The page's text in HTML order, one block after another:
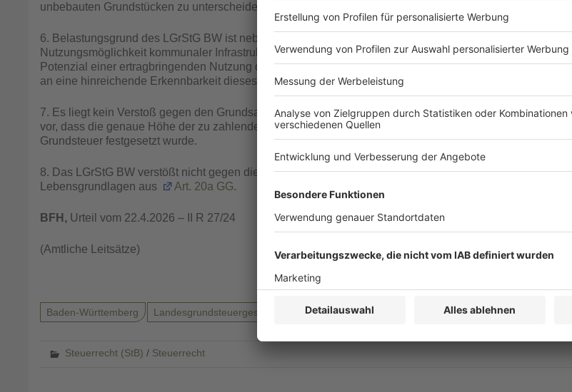
unbebauten Grundstücken zu unterscheiden.
6. Belastungsgrund des LGrStG BW ist neben der mit dem Grundbesitz verbundenen
Nutzungsmöglichkeit kommunaler Infrastrukturleistungen das in den Bodenrichtwerten verkörperte
Potenzial einer ertragbringenden Nutzung des Grundbesitzes. Die verfassungsrechtlichen Anforderungen
an eine hinreichende Erkennbarkeit dieses Belastungsgrundes sind gewahrt.
7. Es liegt kein Verstoß gegen den Grundsatz der Vorhersehbarkeit der Abgabenlast im Hinblick darauf
vor, dass die genaue Höhe der zu zahlenden Grundsteuer regelmäßig erst feststeht, wenn die
Grundsteuer festgesetzt wurde.
8. Das LGrStG BW verstößt nicht gegen die verfassungsrechtliche Pflicht zum Schutz natürlicher
Lebensgrundlagen aus
Art. 20a GG.
BFH, Urteil vom 22.4.2026 – II R 27/24
(Amtliche Leitsätze)
Baden-Württemberg Landesgrundsteuergesetz Verfassungsmäßigkeit
Steuerrecht (StB) / Steuerrecht